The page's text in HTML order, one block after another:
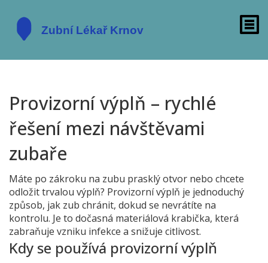
Provizorní výplň – rychlé
řešení mezi návštěvami
zubaře
Máte po zákroku na zubu prasklý otvor nebo chcete
odložit trvalou výplň? Provizorní výplň je jednoduchý
způsob, jak zub chránit, dokud se nevrátíte na
kontrolu. Je to dočasná materiálová krabička, která
zabraňuje vzniku infekce a snižuje citlivost.
Kdy se používá provizorní výplň